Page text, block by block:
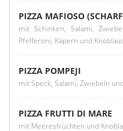
PIZZA MAFIOSO
mit Schinken, Salami,
Pfefferoni, Kapern und
PIZZA POMPEJI
mit Speck, Salami, Zwiebeln
PIZZA FRUTTI DI MARE
mit Meeresfrüchten und